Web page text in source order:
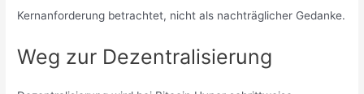
Kernanforderung betrachtet, nicht als nachträglicher Gedanke.
Weg zur Dezentralisierung